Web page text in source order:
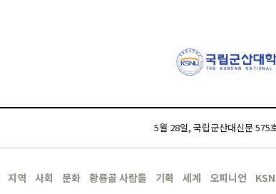
5월 28일, 국립군산대신문 575
지역 사회 문화 황룡골 사람들 기획 세계 오피니언